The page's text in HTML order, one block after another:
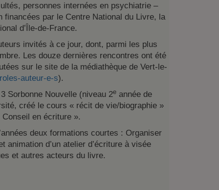
personnes internées en psychiatrie –
financées par le Centre National du Livre, la
d’Île-de-France.
invités à ce jour, dont, parmi les plus
Les douze dernières rencontres ont été
sur le site de la médiathèque de Vert-le-
auteur-e-s).
Sorbonne Nouvelle (niveau 2eannée de
créé le cours « récit de vie/biographie »
en écriture ».
deux formations courtes : Organiser
d’un atelier d’écriture à visée
et autres acteurs du livre.